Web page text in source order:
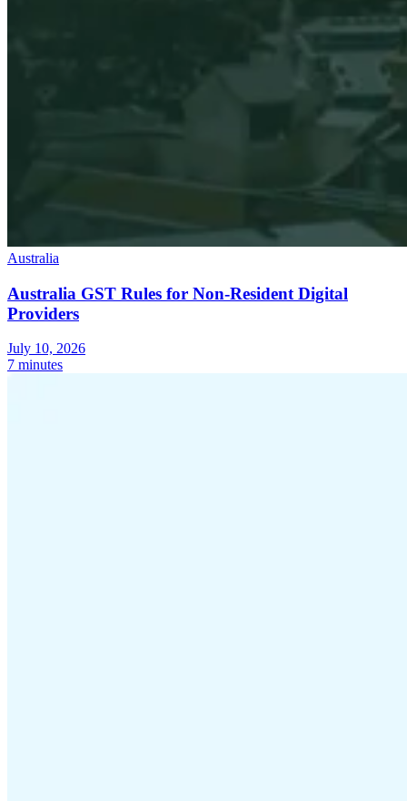
Australia
Australia GST Rules for Non-Resident Digital
Providers
July 10, 2026
7 minutes